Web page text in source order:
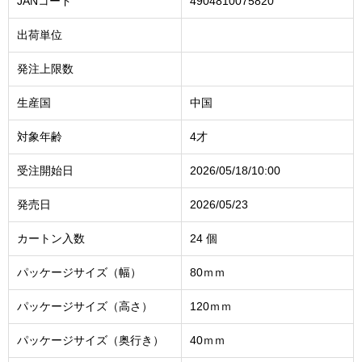
出荷単位
発注上限数
生産国 中国
対象年齢 4才
受注開始日 2026/05/18/10:00
発売日 2026/05/23
カートン入数 24 個
パッケージサイズ（幅） 80ｍｍ
パッケージサイズ（高さ） 120ｍｍ
パッケージサイズ（奥行き） 40ｍｍ